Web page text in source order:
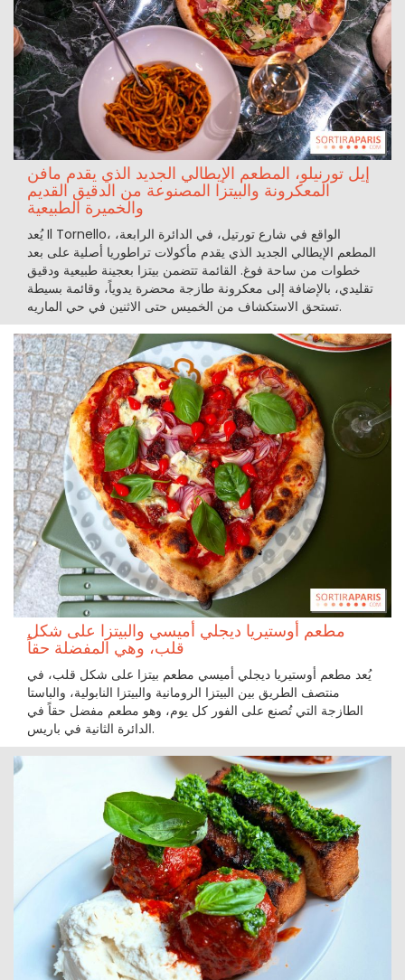
إيل تورنيلو، المطعم الإيطالي الجديد الذي يقدم مافن
المعكرونة والبيتزا المصنوعة من الدقيق القديم
والخميرة الطبيعية
يُعد Il Tornello، الواقع في شارع تورتيل، في الدائرة الرابعة،
المطعم الإيطالي الجديد الذي يقدم مأكولات تراطوريا أصلية على بعد
خطوات من ساحة فوغ. القائمة تتضمن بيتزا بعجينة طبيعية ودقيق
تقليدي، بالإضافة إلى معكرونة طازجة محضرة يدوياً، وقائمة بسيطة
تستحق الاستكشاف من الخميس حتى الاثنين في حي الماريه.
مطعم أوستيريا ديجلي أميسي والبيتزا على شكل
قلب، وهي المفضلة حقاً
يُعد مطعم أوستيريا ديجلي أميسي مطعم بيتزا على شكل قلب، في
منتصف الطريق بين البيتزا الرومانية والبيتزا النابولية، والباستا
الطازجة التي تُصنع على الفور كل يوم، وهو مطعم مفضل حقاً في
الدائرة الثانية في باريس.